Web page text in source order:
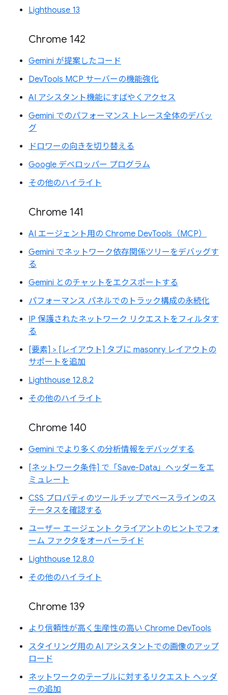
Lighthouse 13
Chrome 142
Gemini が提案したコード
DevTools MCP サーバーの機能強化
AI アシスタント機能にすばやくアクセス
Gemini でのパフォーマンス トレース全体のデバッ
グ
ドロワーの向きを切り替える
Google デベロッパー プログラム
その他のハイライト
Chrome 141
AI エージェント用の Chrome DevTools（MCP）
Gemini でネットワーク依存関係ツリーをデバッグす
る
Gemini とのチャットをエクスポートする
パフォーマンス パネルでのトラック構成の永続化
IP 保護されたネットワーク リクエストをフィルタす
る
[要素] > [レイアウト] タブに masonry レイアウトの
サポートを追加
Lighthouse 12.8.2
その他のハイライト
Chrome 140
Gemini でより多くの分析情報をデバッグする
[ネットワーク条件] で「Save-Data」ヘッダーをエ
ミュレート
CSS プロパティのツールチップでベースラインのス
テータスを確認する
ユーザー エージェント クライアントのヒントでフォ
ーム ファクタをオーバーライド
Lighthouse 12.8.0
その他のハイライト
Chrome 139
より信頼性が高く生産性の高い Chrome DevTools
スタイリング用の AI アシスタントでの画像のアップ
ロード
ネットワークのテーブルに対するリクエスト ヘッダ
ーの追加